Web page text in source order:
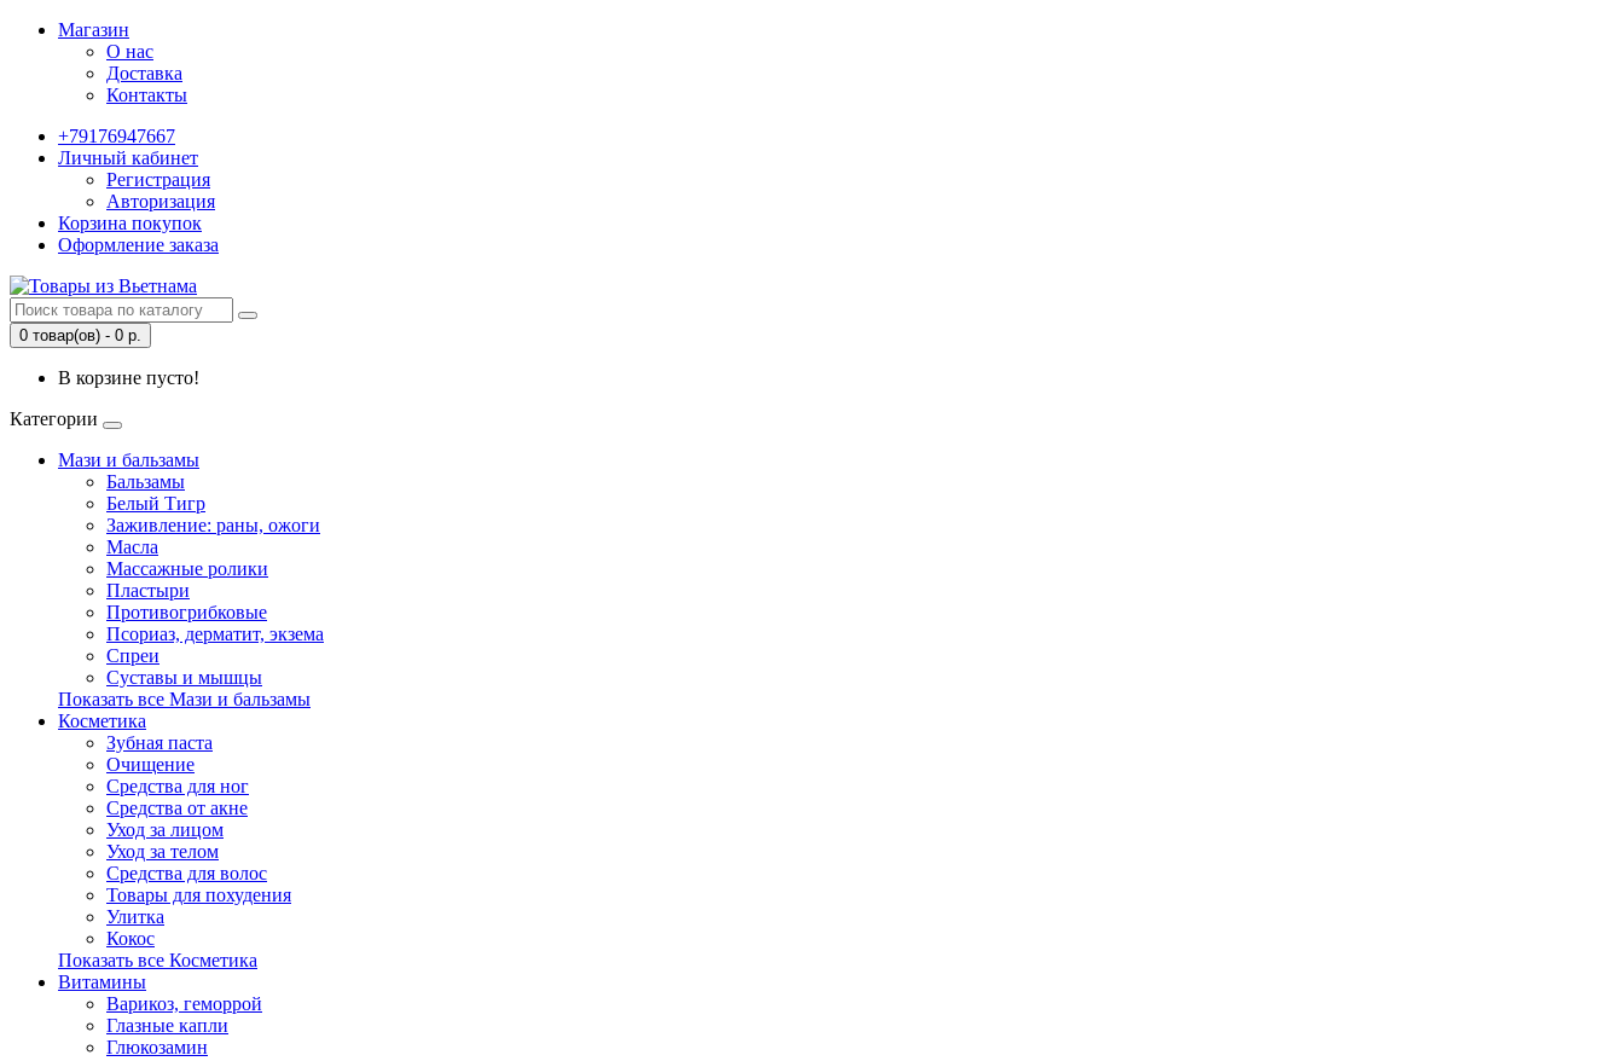
Магазин
О нас
Доставка
Контакты
+79176947667
Личный кабинет
Регистрация
Авторизация
Корзина покупок
Оформление заказа
0 товар(ов) - 0 р.
В корзине пусто!
Категории
Мази и бальзамы
Бальзамы
Белый Тигр
Заживление: раны, ожоги
Масла
Массажные ролики
Пластыри
Противогрибковые
Псориаз, дерматит, экзема
Спреи
Суставы и мышцы
Показать все Мази и бальзамы
Косметика
Зубная паста
Очищение
Средства для ног
Средства от акне
Уход за лицом
Уход за телом
Средства для волос
Товары для похудения
Улитка
Кокос
Показать все Косметика
Витамины
Варикоз, геморрой
Глазные капли
Глюкозамин